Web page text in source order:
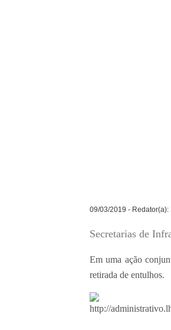
09/03/2019 - Redator(a):
Secretarias de
Em uma ação
retirada de entulhos.